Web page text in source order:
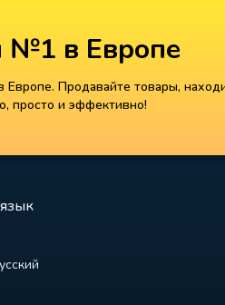
№1 в Европе
Продавайте товары,
просто и эффективно!